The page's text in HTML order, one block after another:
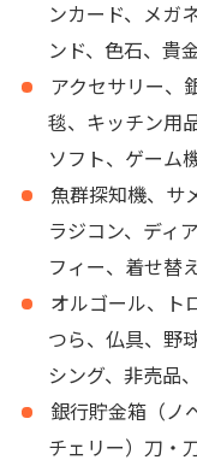
ンカード、メガ
ンド、色石、貴
アクセサリー、
毯、キッチン用
ソフト、ゲーム
魚群探知機、サ
ラジコン、ディ
フィー、着せ替
オルゴール、ト
つら、仏具、野
シング、非売品、
銀行貯金箱（ノ
チェリー）刀・